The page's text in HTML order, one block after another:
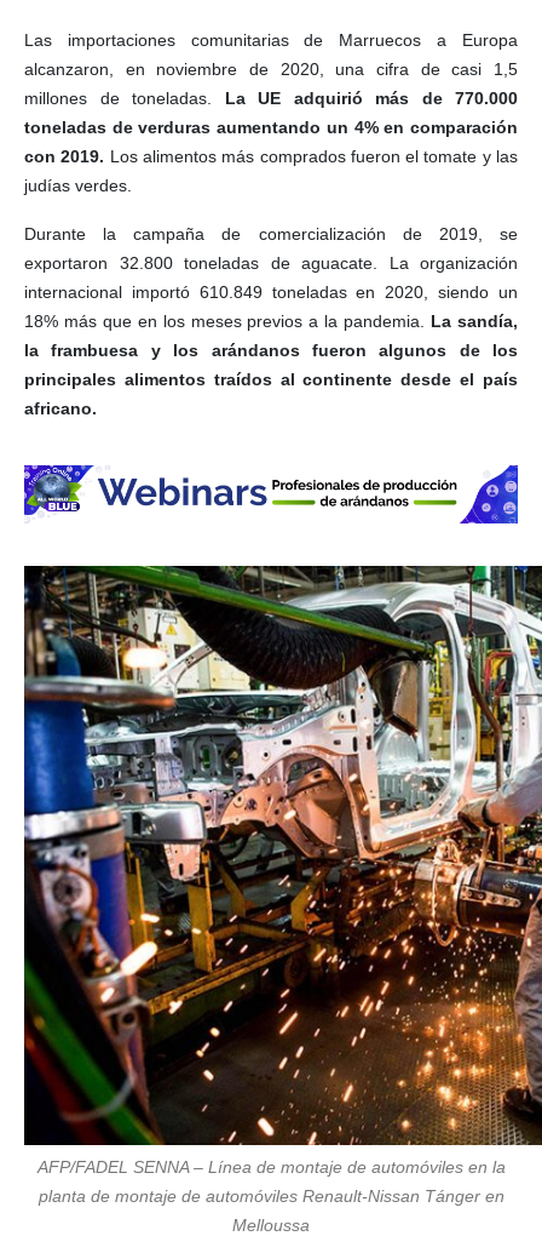
Las importaciones comunitarias de Marruecos a Europa
alcanzaron, en noviembre de 2020, una cifra de casi 1,5
millones de toneladas. La UE adquirió más de 770.000
toneladas de verduras aumentando un 4% en comparación
con 2019. Los alimentos más comprados fueron el tomate y las
judías verdes.
Durante la campaña de comercialización de 2019, se
exportaron 32.800 toneladas de aguacate. La organización
internacional importó 610.849 toneladas en 2020, siendo un
18% más que en los meses previos a la pandemia. La sandía,
la frambuesa y los arándanos fueron algunos de los
principales alimentos traídos al continente desde el país
africano.
AFP/FADEL SENNA – Línea de montaje de automóviles en la
planta de montaje de automóviles Renault-Nissan Tánger en
Melloussa